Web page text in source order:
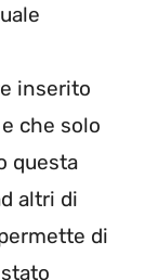
inserito
che solo
questa
altri di
di